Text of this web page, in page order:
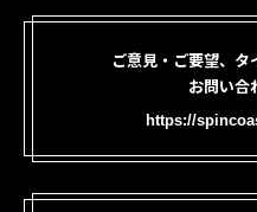
ご意見・ご要望、タ
お問い合
https://